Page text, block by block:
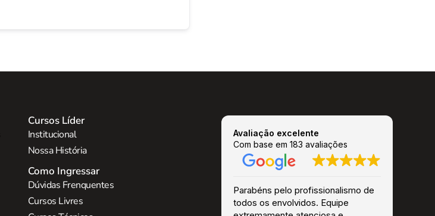
Cursos Líder
Institucional
Nossa História
Como Ingressar
Dúvidas Frenquentes
Cursos Livres
Avaliação excelente
Com base em 183 avaliações
Parabéns pelo profissionalismo de
todos os envolvidos. Equipe